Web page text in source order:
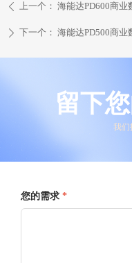
ꄴ 上一个： 海能达PD600商业
ꄲ 下一个： 海能达PD500商业
留下
我们
您的需求 *